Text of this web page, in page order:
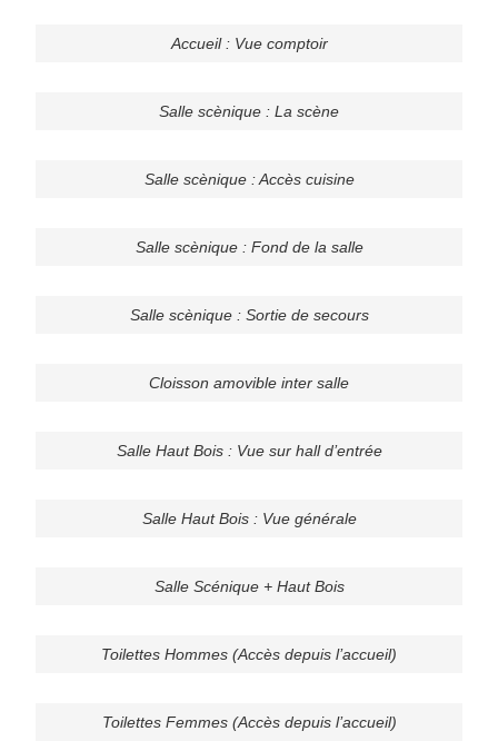
Accueil : Vue comptoir
Salle scènique : La scène
Salle scènique : Accès cuisine
Salle scènique : Fond de la salle
Salle scènique : Sortie de secours
Cloisson amovible inter salle
Salle Haut Bois : Vue sur hall d’entrée
Salle Haut Bois : Vue générale
Salle Scénique + Haut Bois
Toilettes Hommes (Accès depuis l’accueil)
Toilettes Femmes (Accès depuis l’accueil)